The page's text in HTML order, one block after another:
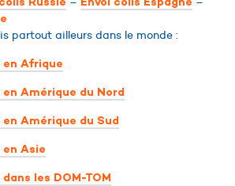
partout ailleurs dans le monde :
en Afrique
en Amérique du Nord
en Amérique du Sud
en Asie
les DOM-TOM